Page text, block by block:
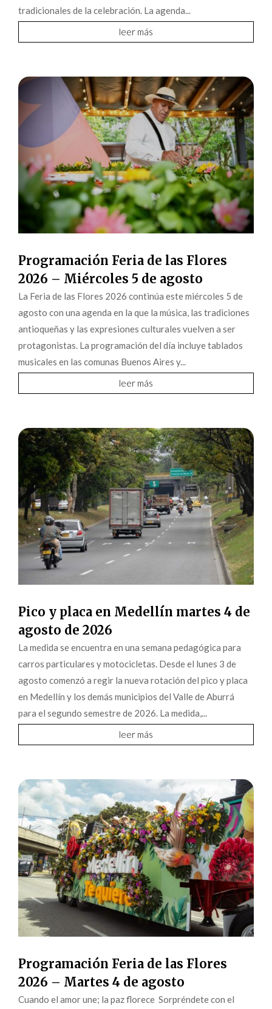
tradicionales de la celebración. La agenda...
leer más
Programación Feria de las Flores
2026 – Miércoles 5 de agosto
La Feria de las Flores 2026 continúa este miércoles 5 de
agosto con una agenda en la que la música, las tradiciones
antioqueñas y las expresiones culturales vuelven a ser
protagonistas. La programación del día incluye tablados
musicales en las comunas Buenos Aires y...
leer más
Pico y placa en Medellín martes 4 de
agosto de 2026
La medida se encuentra en una semana pedagógica para
carros particulares y motocicletas. Desde el lunes 3 de
agosto comenzó a regir la nueva rotación del pico y placa
en Medellín y los demás municipios del Valle de Aburrá
para el segundo semestre de 2026. La medida,...
leer más
Programación Feria de las Flores
2026 – Martes 4 de agosto
Cuando el amor une; la paz florece Sorpréndete con el